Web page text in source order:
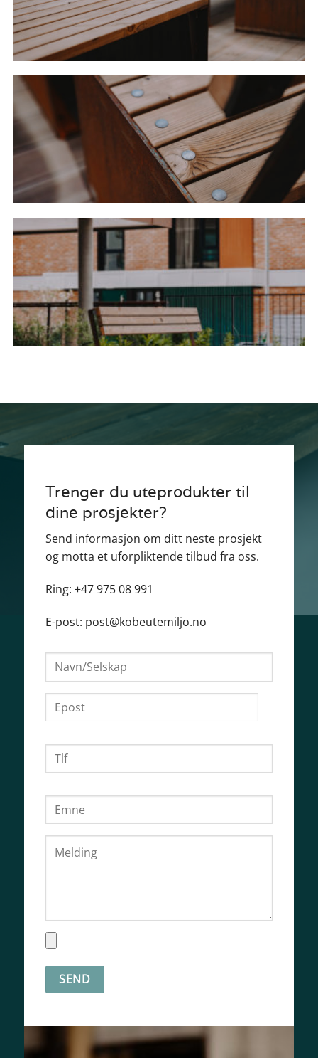
Trenger du uteprodukter til
dine prosjekter?
Send informasjon om ditt neste prosjekt
og motta et uforpliktende tilbud fra oss.
Ring: +47 975 08 991
E-post: post@kobeutemiljo.no